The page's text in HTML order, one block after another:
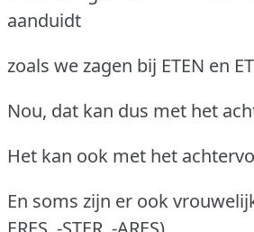
aanduidt
zoals we zagen bij ETEN en
Nou, dat kan dus met het
Het kan ook met het
En soms zijn er ook